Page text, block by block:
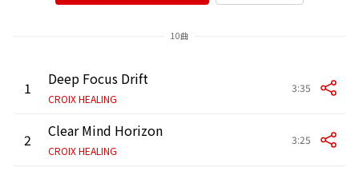
10曲
1 Deep Focus Drift
CROIX HEALING
3:35
2 Clear Mind Horizon
CROIX HEALING
3:25